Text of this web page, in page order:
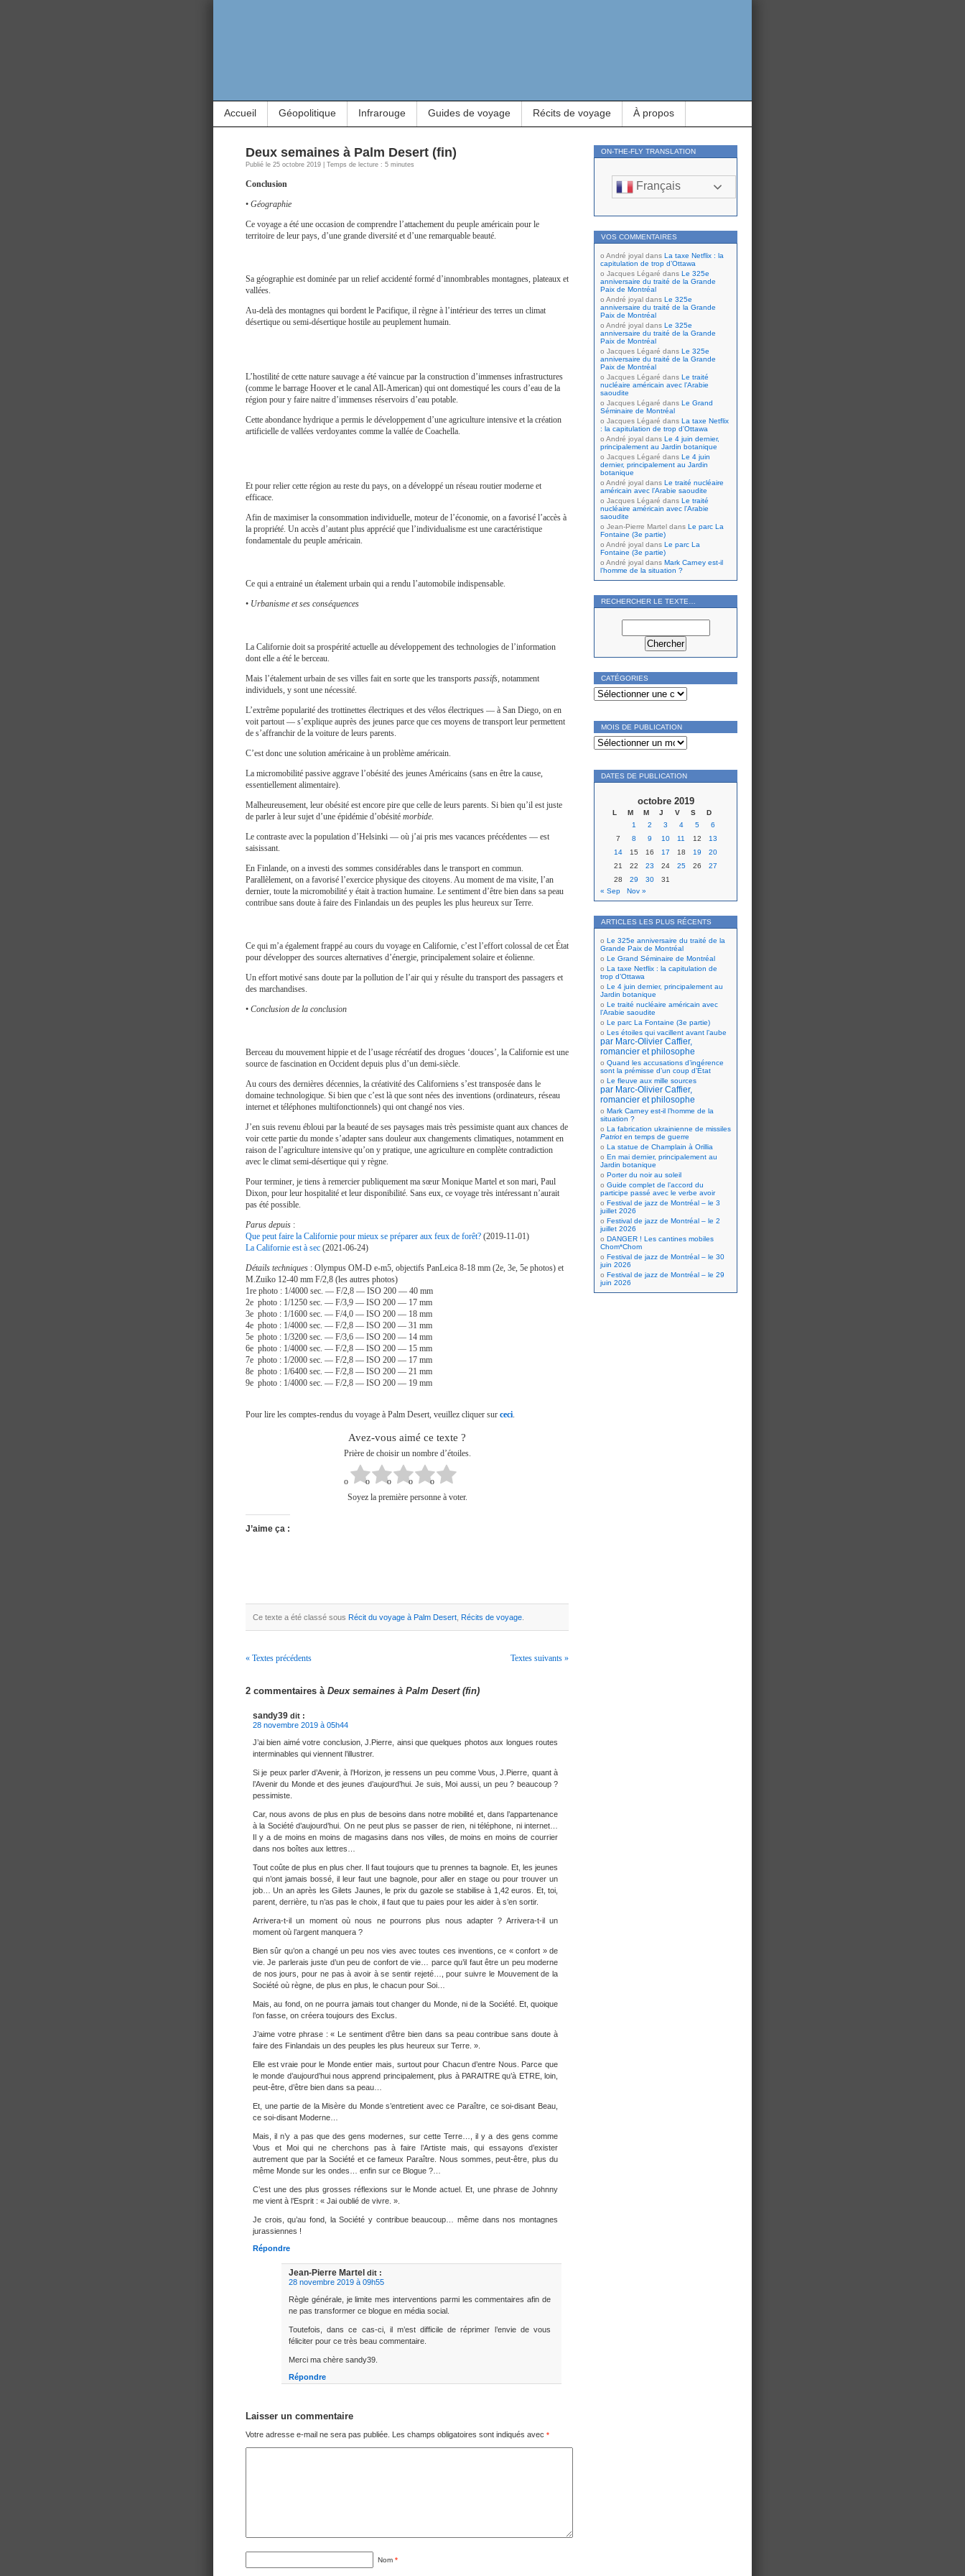
Accueil Géopolitique Infrarouge Guides de voyage Récits de voyage À propos
Deux semaines à Palm Desert (fin)
Publié le 25 octobre 2019 | Temps de lecture : 5 minutes
Conclusion
• Géographie
Ce voyage a été une occasion de comprendre l’attachement du peuple américain pour le
territoire de leur pays, d’une grande diversité et d’une remarquable beauté.
Sa géographie est dominée par un relief accidenté formé d’innombrables montagnes, plateaux et
vallées.
Au-delà des montagnes qui bordent le Pacifique, il règne à l’intérieur des terres un climat
désertique ou semi-désertique hostile au peuplement humain.
L’hostilité de cette nature sauvage a été vaincue par la construction d’immenses infrastructures
(comme le barrage Hoover et le canal All-American) qui ont domestiqué les cours d’eau de la
région pour y faire naitre d’immenses réservoirs d’eau potable.
Cette abondance hydrique a permis le développement d’une agriculture intensive et la création
artificielle de vallées verdoyantes comme la vallée de Coachella.
Et pour relier cette région au reste du pays, on a développé un réseau routier moderne et
efficace.
Afin de maximiser la consommation individuelle, moteur de l’économie, on a favorisé l’accès à
la propriété. Un accès d’autant plus apprécié que l’individualisme est une caractéristique
fondamentale du peuple américain.
Ce qui a entrainé un étalement urbain qui a rendu l’automobile indispensable.
• Urbanisme et ses conséquences
La Californie doit sa prospérité actuelle au développement des technologies de l’information
dont elle a été le berceau.
Mais l’étalement urbain de ses villes fait en sorte que les transports passifs, notamment
individuels, y sont une nécessité.
L’extrême popularité des trottinettes électriques et des vélos électriques — à San Diego, on en
voit partout — s’explique auprès des jeunes parce que ces moyens de transport leur permettent
de s’affranchir de la voiture de leurs parents.
C’est donc une solution américaine à un problème américain.
La micromobilité passive aggrave l’obésité des jeunes Américains (sans en être la cause,
essentiellement alimentaire).
Malheureusement, leur obésité est encore pire que celle de leurs parents. Si bien qu’il est juste
de parler à leur sujet d’une épidémie d’obésité morbide.
Le contraste avec la population d’Helsinki — où j’ai pris mes vacances précédentes — est
saisissant.
En Finlande, on a investi des sommes considérables dans le transport en commun.
Parallèlement, on a favorisé l’exercice physique des citoyens. Au moment de ma visite, l’an
dernier, toute la micromobilité y était à traction humaine. Le sentiment d’être bien dans sa peau
contribue sans doute à faire des Finlandais un des peuples les plus heureux sur Terre.
Ce qui m’a également frappé au cours du voyage en Californie, c’est l’effort colossal de cet État
pour développer des sources alternatives d’énergie, principalement solaire et éolienne.
Un effort motivé sans doute par la pollution de l’air qui y résulte du transport des passagers et
des marchandises.
• Conclusion de la conclusion
Berceau du mouvement hippie et de l’usage récréatif des drogues ‘douces’, la Californie est une
source de fascination en Occident depuis plus d’un demi-siècle.
Au cours des dernières décennies, la créativité des Californiens s’est transposée dans le
domaine technologique. Si bien que c’est là que sont nées des inventions (ordinateurs, réseau
internet et téléphones multifonctionnels) qui ont changé nos vies.
J’en suis revenu ébloui par la beauté de ses paysages mais très pessimiste quant aux chances de
voir cette partie du monde s’adapter sans douleur aux changements climatiques, notamment en
raison de l’agriculture intensive qu’on y pratique, une agriculture en complète contradiction
avec le climat semi-désertique qui y règne.
Pour terminer, je tiens à remercier publiquement ma sœur Monique Martel et son mari, Paul
Dixon, pour leur hospitalité et leur disponibilité. Sans eux, ce voyage très intéressant n’aurait
pas été possible.
Parus depuis :
Que peut faire la Californie pour mieux se préparer aux feux de forêt? (2019-11-01)
La Californie est à sec (2021-06-24)
Détails techniques : Olympus OM-D e-m5, objectifs PanLeica 8-18 mm (2e, 3e, 5e photos) et
M.Zuiko 12-40 mm F/2,8 (les autres photos)
1re photo : 1/4000 sec. — F/2,8 — ISO 200 — 40 mm
2e photo : 1/1250 sec. — F/3,9 — ISO 200 — 17 mm
3e photo : 1/1600 sec. — F/4,0 — ISO 200 — 18 mm
4e photo : 1/4000 sec. — F/2,8 — ISO 200 — 31 mm
5e photo : 1/3200 sec. — F/3,6 — ISO 200 — 14 mm
6e photo : 1/4000 sec. — F/2,8 — ISO 200 — 15 mm
7e photo : 1/2000 sec. — F/2,8 — ISO 200 — 17 mm
8e photo : 1/6400 sec. — F/2,8 — ISO 200 — 21 mm
9e photo : 1/4000 sec. — F/2,8 — ISO 200 — 19 mm
Pour lire les comptes-rendus du voyage à Palm Desert, veuillez cliquer sur ceci.
Avez-vous aimé ce texte ?
Prière de choisir un nombre d’étoiles.
Soyez la première personne à voter.
J’aime ça :
Ce texte a été classé sous Récit du voyage à Palm Desert Récits de voyage
« Textes précédents Textes suivants »
2 commentaires à Deux semaines à Palm Desert (fin)
sandy39 dit :
28 novembre 2019 à 05h44
J’ai bien aimé votre conclusion, J.Pierre, ainsi que quelques photos aux longues routes
interminables qui viennent l’illustrer.
Si je peux parler d’Avenir, à l’Horizon, je ressens un peu comme Vous, J.Pierre, quant à
l’Avenir du Monde et des jeunes d’aujourd’hui. Je suis, Moi aussi, un peu ? beaucoup ?
pessimiste.
Car, nous avons de plus en plus de besoins dans notre mobilité et, dans l’appartenance
à la Société d’aujourd’hui. On ne peut plus se passer de rien, ni téléphone, ni internet…
Il y a de moins en moins de magasins dans nos villes, de moins en moins de courrier
dans nos boîtes aux lettres…
Tout coûte de plus en plus cher. Il faut toujours que tu prennes ta bagnole. Et, les jeunes
qui n’ont jamais bossé, il leur faut une bagnole, pour aller en stage ou pour trouver un
job… Un an après les Gilets Jaunes, le prix du gazole se stabilise à 1,42 euros. Et, toi,
parent, derrière, tu n’as pas le choix, il faut que tu paies pour les aider à s’en sortir.
Arrivera-t-il un moment où nous ne pourrons plus nous adapter ? Arrivera-t-il un
moment où l’argent manquera ?
Bien sûr qu’on a changé un peu nos vies avec toutes ces inventions, ce « confort » de
vie. Je parlerais juste d’un peu de confort de vie… parce qu’il faut être un peu moderne
de nos jours, pour ne pas à avoir à se sentir rejeté…, pour suivre le Mouvement de la
Société où règne, de plus en plus, le chacun pour Soi…
Mais, au fond, on ne pourra jamais tout changer du Monde, ni de la Société. Et, quoique
l’on fasse, on créera toujours des Exclus.
J’aime votre phrase : « Le sentiment d’être bien dans sa peau contribue sans doute à
faire des Finlandais un des peuples les plus heureux sur Terre. ».
Elle est vraie pour le Monde entier mais, surtout pour Chacun d’entre Nous. Parce que
le monde d’aujourd’hui nous apprend principalement, plus à PARAITRE qu’à ETRE, loin,
peut-être, d’être bien dans sa peau…
Et, une partie de la Misère du Monde s’entretient avec ce Paraître, ce soi-disant Beau,
ce soi-disant Moderne…
Mais, il n’y a pas que des gens modernes, sur cette Terre…, il y a des gens comme
Vous et Moi qui ne cherchons pas à faire l’Artiste mais, qui essayons d’exister
autrement que par la Société et ce fameux Paraître. Nous sommes, peut-être, plus du
même Monde sur les ondes… enfin sur ce Blogue ?…
C’est une des plus grosses réflexions sur le Monde actuel. Et, une phrase de Johnny
me vient à l’Esprit : « Jai oublié de vivre. ».
Je crois, qu’au fond, la Société y contribue beaucoup… même dans nos montagnes
jurassiennes !
Répondre
Jean-Pierre Martel dit :
28 novembre 2019 à 09h55
Règle générale, je limite mes interventions parmi les commentaires afin de
ne pas transformer ce blogue en média social.
Toutefois, dans ce cas-ci, il m’est difficile de réprimer l’envie de vous
féliciter pour ce très beau commentaire.
Merci ma chère sandy39.
Répondre
Laisser un commentaire
Votre adresse e-mail ne sera pas publiée. Les champs obligatoires sont indiqués avec *
Nom *
ON-THE-FLY TRANSLATION
Français
VOS COMMENTAIRES
André joyal dans La taxe Netflix : la
capitulation de trop d’Ottawa
Jacques Légaré dans Le 325e
anniversaire du traité de la Grande
Paix de Montréal
André joyal dans Le 325e
anniversaire du traité de la Grande
Paix de Montréal
André joyal dans Le 325e
anniversaire du traité de la Grande
Paix de Montréal
Jacques Légaré dans Le 325e
anniversaire du traité de la Grande
Paix de Montréal
Jacques Légaré dans Le traité
nucléaire américain avec l’Arabie
saoudite
Jacques Légaré dans Le Grand
Séminaire de Montréal
Jacques Légaré dans La taxe Netflix
: la capitulation de trop d’Ottawa
André joyal dans Le 4 juin dernier,
principalement au Jardin botanique
Jacques Légaré dans Le 4 juin
dernier, principalement au Jardin
botanique
André joyal dans Le traité nucléaire
américain avec l’Arabie saoudite
Jacques Légaré dans Le traité
nucléaire américain avec l’Arabie
saoudite
Jean-Pierre Martel dans Le parc La
Fontaine (3e partie)
André joyal dans Le parc La
Fontaine (3e partie)
André joyal dans Mark Carney est-il
l’homme de la situation ?
RECHERCHER LE TEXTE…
CATÉGORIES
Catégories
MOIS DE PUBLICATION
Mois
de
publication
DATES DE PUBLICATION
octobre 2019
L M M J V S
D
1
2 3 4 5
6
7
8 9 10 11 12
13
14
15 16 17 18 19
20
21
22 23 24 25 26
27
28
29 30
31
« Sep
Nov »
ARTICLES LES PLUS RÉCENTS
Le 325e anniversaire du traité de la
Grande Paix de Montréal
Le Grand Séminaire de Montréal
La taxe Netflix : la capitulation de
trop d’Ottawa
Le 4 juin dernier, principalement au
Jardin botanique
Le traité nucléaire américain avec
l’Arabie saoudite
Le parc La Fontaine (3e partie)
Les étoiles qui vacillent avant l’aube
par Marc-Olivier Caffier,
romancier et philosophe
Quand les accusations d’ingérence
sont la prémisse d’un coup d’État
Le fleuve aux mille sources
par Marc-Olivier Caffier,
romancier et philosophe
Mark Carney est-il l’homme de la
situation ?
La fabrication ukrainienne de missiles
Patriot en temps de guerre
La statue de Champlain à Orillia
En mai dernier, principalement au
Jardin botanique
Porter du noir au soleil
Guide complet de l’accord du
participe passé avec le verbe avoir
Festival de jazz de Montréal – le 3
juillet 2026
Festival de jazz de Montréal – le 2
juillet 2026
DANGER ! Les cantines mobiles
Chom*Chom
Festival de jazz de Montréal – le 30
juin 2026
Festival de jazz de Montréal – le 29
juin 2026